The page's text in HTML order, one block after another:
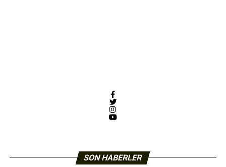
Facebook
Twitter
Instagram
YouTube
SON HABERLER